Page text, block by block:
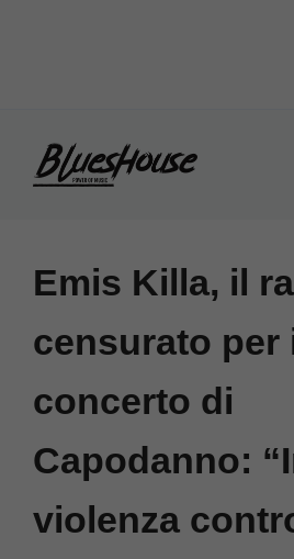
Emis Killa, il
censurato per
concerto di
Capodanno:
violenza